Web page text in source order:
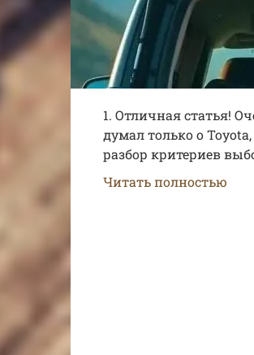
1. Отличная статья!
думал только о
разбор критериев
Читать полностью